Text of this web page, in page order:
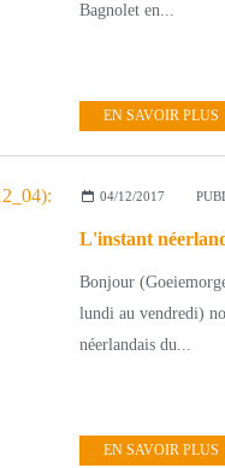
Bagnolet en...
EN SAVOIR PLUS
04/12/2017
Bonjour
lundi au vendredi)
néerlandais du...
EN SAVOIR PLUS